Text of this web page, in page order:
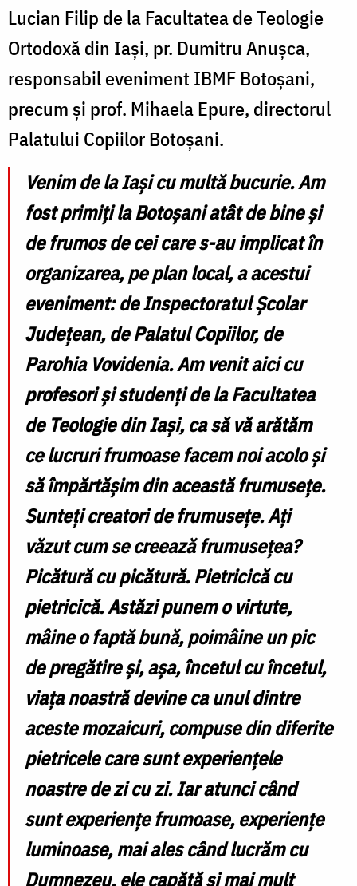
Lucian Filip de la Facultatea de Teologie
Ortodoxă din Iași, pr. Dumitru Anuşca,
responsabil eveniment IBMF Botoșani,
precum și prof. Mihaela Epure, directorul
Palatului Copiilor Botoșani.
Venim de la Iași cu multă bucurie. Am
fost primiți la Botoșani atât de bine și
de frumos de cei care s-au implicat în
organizarea, pe plan local, a acestui
eveniment: de Inspectoratul Școlar
Județean, de Palatul Copiilor, de
Parohia Vovidenia. Am venit aici cu
profesori și studenți de la Facultatea
de Teologie din Iași, ca să vă arătăm
ce lucruri frumoase facem noi acolo și
să împărtășim din această frumusețe.
Sunteți creatori de frumusețe. Ați
văzut cum se creează frumusețea?
Picătură cu picătură. Pietricică cu
pietricică. Astăzi punem o virtute,
mâine o faptă bună, poimâine un pic
de pregătire și, așa, încetul cu încetul,
viața noastră devine ca unul dintre
aceste mozaicuri, compuse din diferite
pietricele care sunt experiențele
noastre de zi cu zi. Iar atunci când
sunt experiențe frumoase, experiențe
luminoase, mai ales când lucrăm cu
Dumnezeu, ele capătă și mai mult